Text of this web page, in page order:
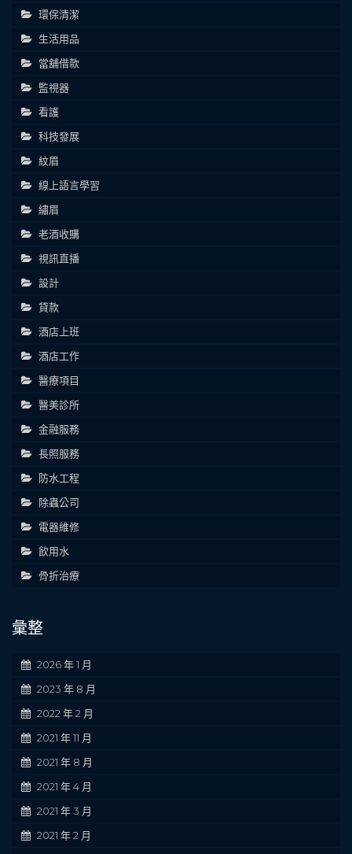
環保清潔
生活用品
當舖借款
監視器
看護
科技發展
紋眉
線上語言學習
繡眉
老酒收購
視訊直播
設計
貸款
酒店上班
酒店工作
醫療項目
醫美診所
金融服務
長照服務
防水工程
除蟲公司
電器維修
飲用水
骨折治療
彙整
2026 年 1 月
2023 年 8 月
2022 年 2 月
2021 年 11 月
2021 年 8 月
2021 年 4 月
2021 年 3 月
2021 年 2 月